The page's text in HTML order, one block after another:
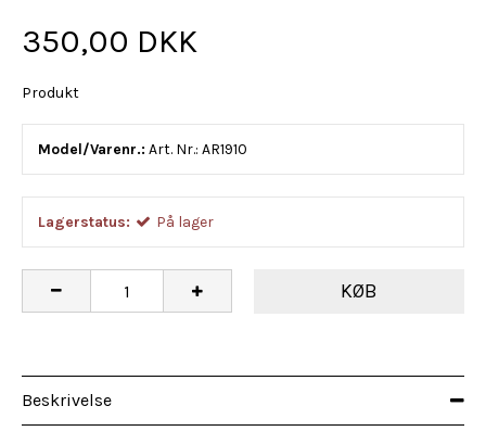
350,00 DKK
Produkt
Model/Varenr.: Art. Nr.: AR1910
Lagerstatus: På lager
KØB
Beskrivelse